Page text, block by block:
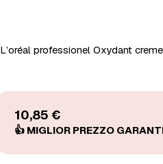
L’oréal professionel Oxydant
10,85 €